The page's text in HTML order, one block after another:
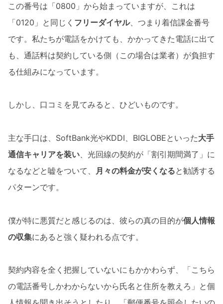
この番号は「0800」から始まっていますが、これは
「0120」と同じく フリーダイヤル、つまり着信課金番号
です。私たちが電話をかけても、かかってきた電話に出て
も、通話料は契約している側（この場合は業者）が負担す
る仕組みになっています。
しかし、口コミを見てみると、ひどいものです。
主な手口は、SoftBank光やKDDI、BIGLOBEといった大手
通信キャリアを装い、光回線の契約が「割引期間満了」に
なるなどと嘘をついて、 月々の料金が安くなると勧誘する
パターンです。
僕が特に悪質だと感じるのは、彼らの真の目的が個人情報
の収集にあると強く疑われる点です。
契約内容を全く把握していないにもかかわらず、「こちら
の電話番号しかわからないから氏名と住所を教えろ」と個